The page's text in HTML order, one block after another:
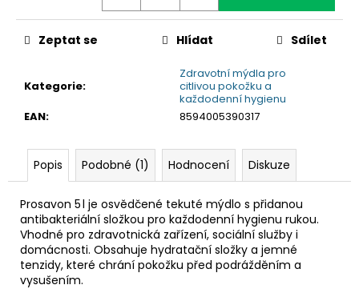
Kategorie:
Zdravotní mýdla pro
citlivou pokožku a
každodenní hygienu
EAN: 8594005390317
Zeptat se Hlídat Sdílet
Popis Podobné (1) Hodnocení Diskuze
Prosavon 5 l je osvědčené tekuté mýdlo s přidanou
antibakteriální složkou pro každodenní hygienu rukou.
Vhodné pro zdravotnická zařízení, sociální služby i
domácnosti. Obsahuje hydratační složky a jemné
tenzidy, které chrání pokožku před podrážděním a
vysušením.